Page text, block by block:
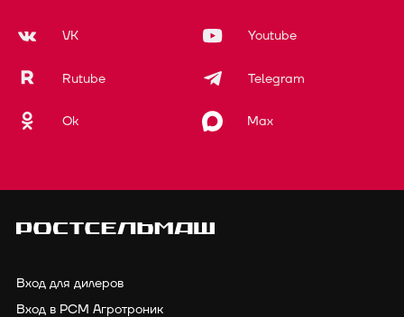
VK Youtube
Rutube Telegram
Ok Max
Вход для дилеров
Вход в РСМ Агротроник